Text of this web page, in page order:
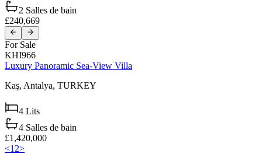
2 Salles de bain
£240,669
For Sale
KHI966
Luxury Panoramic Sea-View Villa
Kaş, Antalya, TURKEY
4 Lits
4 Salles de bain
£1,420,000
<1 2>